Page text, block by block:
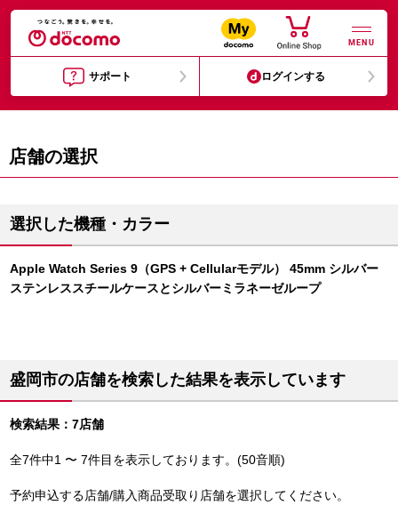
MENU
サポート ログインする
店舗の選択
選択した機種・カラー
Apple Watch Series 9（GPS + Cellularモデル） 45mm シルバー
ステンレススチールケースとシルバーミラネーゼループ
盛岡市の店舗を検索した結果を表示しています
検索結果：7店舗
全7件中1 〜 7件目を表示しております。(50音順)
予約申込する店舗/購入商品受取り店舗を選択してください。